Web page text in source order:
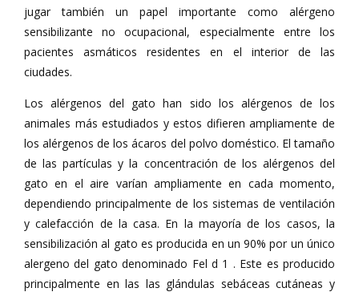
jugar también un papel importante como alérgeno
sensibilizante no ocupacional, especialmente entre los
pacientes asmáticos residentes en el interior de las
ciudades.
Los alérgenos del gato han sido los alérgenos de los
animales más estudiados y estos difieren ampliamente de
los alérgenos de los ácaros del polvo doméstico. El tamaño
de las partículas y la concentración de los alérgenos del
gato en el aire varían ampliamente en cada momento,
dependiendo principalmente de los sistemas de ventilación
y calefacción de la casa. En la mayoría de los casos, la
sensibilización al gato es producida en un 90% por un único
alergeno del gato denominado Fel d 1 . Este es producido
principalmente en las las glándulas sebáceas cutáneas y